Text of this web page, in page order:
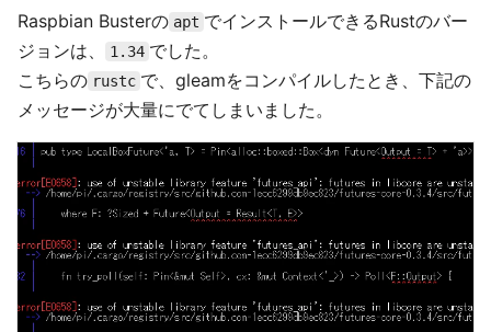
Raspbian Busterの apt でインストールできるRustのバー
ジョンは、
1.34 でした。
こちらの rustc で、gleamをコンパイルしたとき、下記の
メッセージが大量にでてしまいました。